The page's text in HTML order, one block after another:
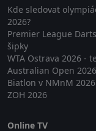
Kde sledovat
2026?
Premier League
šipky
WTA Ostrava 2026 -
Australian Open 2026
Biatlon v NMnM 2026
ZOH 2026
Online TV